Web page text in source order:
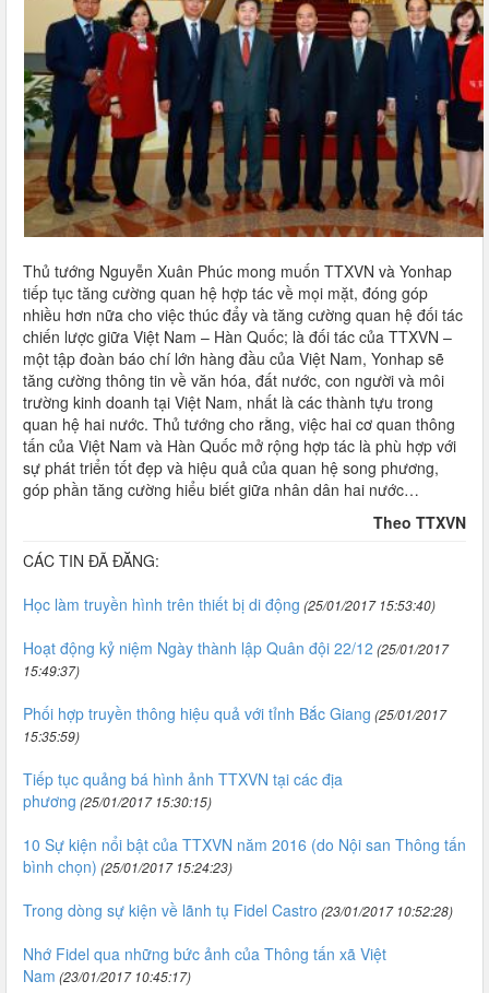
Thủ tướng Nguyễn Xuân Phúc mong muốn TTXVN và Yonhap
tiếp tục tăng cường quan hệ hợp tác về mọi mặt, đóng góp
nhiều hơn nữa cho việc thúc đẩy và tăng cường quan hệ đối tác
chiến lược giữa Việt Nam – Hàn Quốc; là đối tác của TTXVN –
một tập đoàn báo chí lớn hàng đầu của Việt Nam, Yonhap sẽ
tăng cường thông tin về văn hóa, đất nước, con người và môi
trường kinh doanh tại Việt Nam, nhất là các thành tựu trong
quan hệ hai nước. Thủ tướng cho rằng, việc hai cơ quan thông
tấn của Việt Nam và Hàn Quốc mở rộng hợp tác là phù hợp với
sự phát triển tốt đẹp và hiệu quả của quan hệ song phương,
góp phần tăng cường hiểu biết giữa nhân dân hai nước…
Theo TTXVN
CÁC TIN ĐÃ ĐĂNG:
Học làm truyền hình trên thiết bị di động (25/01/2017 15:53:40)
Hoạt động kỷ niệm Ngày thành lập Quân đội 22/12 (25/01/2017
15:49:37)
Phối hợp truyền thông hiệu quả với tỉnh Bắc Giang (25/01/2017
15:35:59)
Tiếp tục quảng bá hình ảnh TTXVN tại các địa
phương (25/01/2017 15:30:15)
10 Sự kiện nổi bật của TTXVN năm 2016 (do Nội san Thông tấn
bình chọn) (25/01/2017 15:24:23)
Trong dòng sự kiện về lãnh tụ Fidel Castro (23/01/2017 10:52:28)
Nhớ Fidel qua những bức ảnh của Thông tấn xã Việt
Nam (23/01/2017 10:45:17)